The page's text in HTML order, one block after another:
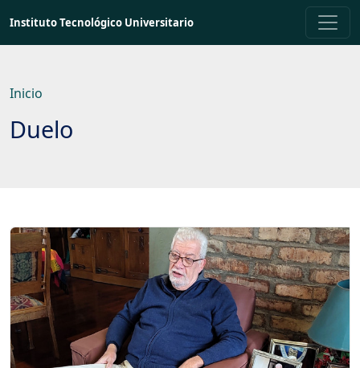
contenido
Instituto Tecnológico Universitario
Inicio
Duelo